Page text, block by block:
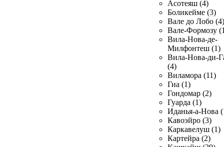
Асотеяш (4)
Боликейме (3)
Вале до Лобо (4)
Вале-Формозу
Вила-Нова-де-
Милфонтеш (1)
Вила-Нова-ди-
(4)
Виламора (11)
Гиа (1)
Гондомар (2)
Гуарда (1)
Иданья-а-Нова
Кавоэйро (3)
Каркавелуш (1)
Картейра (2)